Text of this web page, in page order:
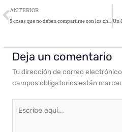
Ant
ANTERIOR
5 cosas que no deben compartirse con los chatbots de inteligencia artificial
Deja un comentario
Tu dirección de correo
campos obligatorios están
aquí...